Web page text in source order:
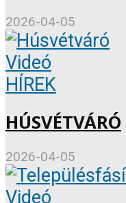
2026-04-05
Videó
HÍREK
HÚSVÉTVÁRÓ
2026-04-05
Videó